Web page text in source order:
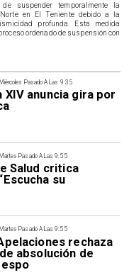
Pasado A Las 9:35
XIV anuncia gira por
Martes Pasado A Las 9:55
Salud critica
su
Martes Pasado A Las 9:55
rechaza
absolución de
suspender temporalmente la
en El Teniente debido a la
profunda. Esta medida
ordenado de suspensión con